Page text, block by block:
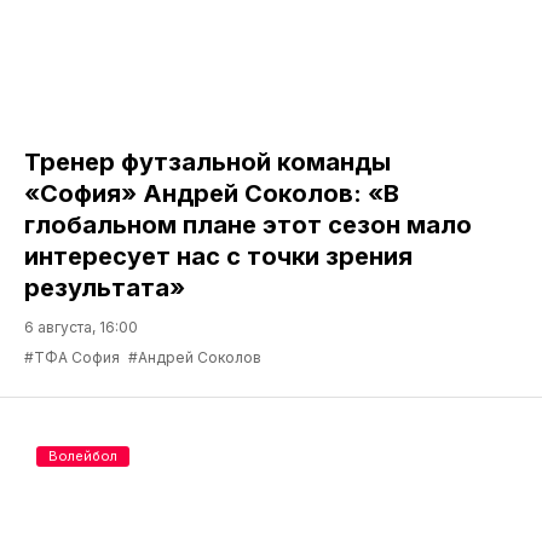
Тренер футзальной команды
«София» Андрей Соколов: «В
глобальном плане этот сезон мало
интересует нас с точки зрения
результата»
6 августа, 16:00
#ТФА София #Андрей Соколов
Волейбол